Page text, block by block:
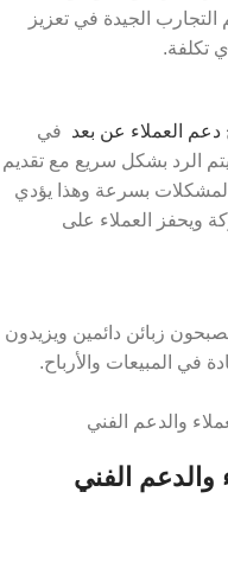
الجيدة في تعزيز
تكلفة.
دعم العملاء عن بعد في
الرد بشكل سريع مع تقديم
بسرعة وهذا يؤدي
ويحفز العملاء على
زبائن دائمين ويزيدون
في المبيعات والأرباح.
والدعم الفني
والدعم الفني